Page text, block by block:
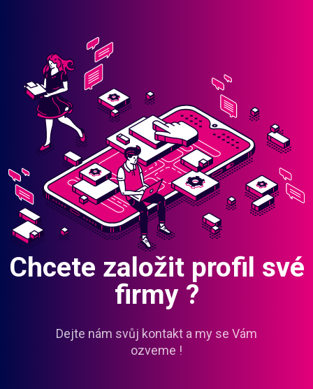
Chcete založit profil své
firmy ?
Dejte nám svůj kontakt a my se Vám
ozveme !